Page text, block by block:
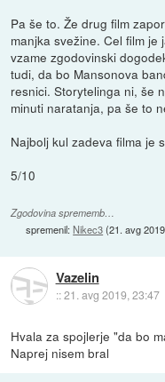
Pa še to. Že drug film
manjka svežine. Cel film
vzame zgodovinski
tudi, da bo Mansonova
resnici. Storytelinga ni, še
minuti naratanja, pa še to
Najbolj kul zadeva filma je
5/10
Zgodovina sprememb…
spremenil:Nikec3(21. avg
Vazelin
::21. avg 2019, 23:47
Hvala za spojlerje "da bo
Naprej nisem bral